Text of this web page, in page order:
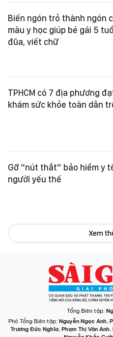
Biến ngón trỏ thành ngón
màu y học giúp bé gái 5
đũa, viết chữ
TPHCM có 7 địa phương
khám sức khỏe toàn dân
Gỡ “nút thắt” bảo hiểm y
người yếu thế
Xem
Tổng Biên tập:
Phó Tổng Biên tập: Nguyễn Ngọc Anh,
Trương Đức Nghĩa, Phạm Thị Vân Anh,